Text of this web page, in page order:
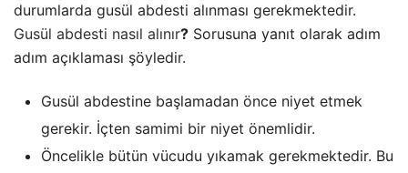
durumlarda gusül abdesti alınması gerekmektedir.
Gusül abdesti nasıl alınır? Sorusuna yanıt olarak adım
adım açıklaması şöyledir.
Gusül abdestine başlamadan önce niyet etmek
gerekir. İçten samimi bir niyet önemlidir.
Öncelikle bütün vücudu yıkamak gerekmektedir. Bu